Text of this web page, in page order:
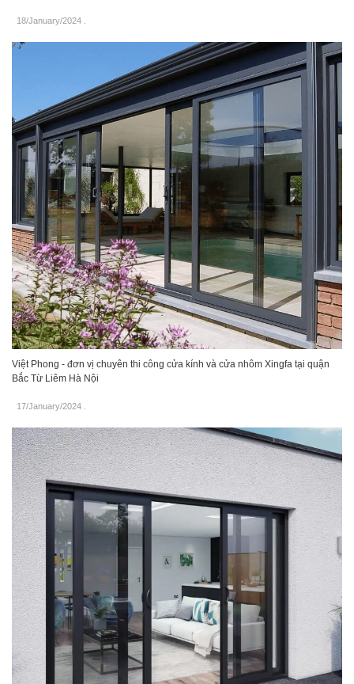
18/January/2024
Việt Phong - đơn vị chuyên thi công cửa kính và cửa nhôm Xingfa tại quận
Bắc Từ Liêm Hà Nội
17/January/2024